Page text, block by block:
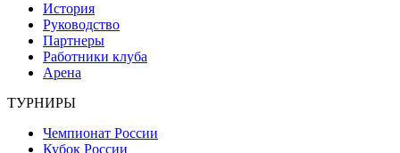
История
Руководство
Партнеры
Работники клуба
Арена
ТУРНИРЫ
Чемпионат России
Кубок России